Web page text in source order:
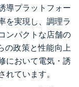
導プラットフォー
を実現し、調理ラ
ンパクトな店舗の
の政策と性能向上
において電気・誘
ています。